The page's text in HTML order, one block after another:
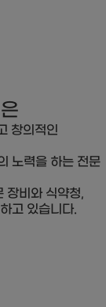
은
창의적인
노력을 하는 전문
장비와 식약청,
고 있습니다.